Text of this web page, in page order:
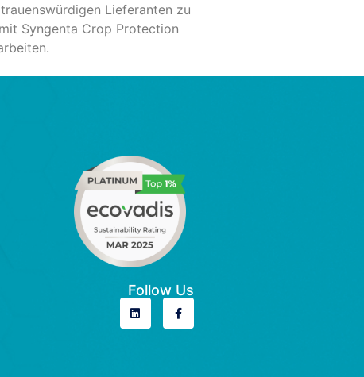
Lieferanten zu
Syngenta Crop Protection
Follow Us